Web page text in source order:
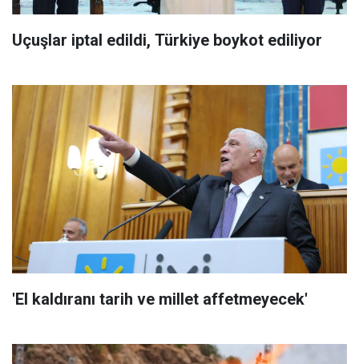
Uçuşlar iptal edildi, Türkiye boykot ediliyor
'El kaldıranı tarih ve millet affetmeyecek'